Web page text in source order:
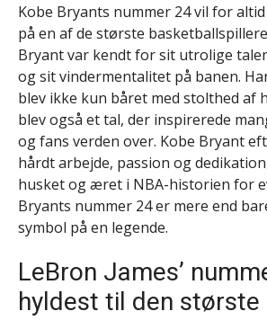
Kobe Bryants nummer 24 vil for
på en af de største
Bryant var kendt for sit utrolige
og sit vindermentalitet på banen.
blev ikke kun båret med stolthed af
blev også et tal, der inspirerede
og fans verden over. Kobe Bryant
hårdt arbejde, passion og
husket og æret i NBA-historien for
Bryants nummer 24 er mere end
symbol på en legende.
LeBron James’
hyldest til den største